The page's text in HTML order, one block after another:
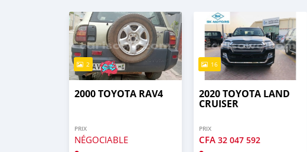
2
2000 TOYOTA RAV4
PRIX
NÉGOCIABLE
16
2020 TOYOTA LAND
CRUISER
PRIX
CFA32 047 592